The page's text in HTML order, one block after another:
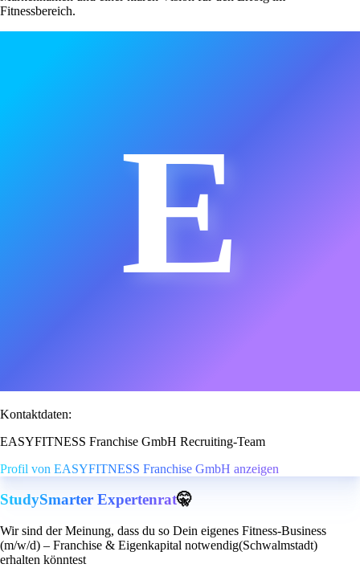
Fitnessbereich.
E
Kontaktdaten:
EASYFITNESS Franchise GmbH Recruiting-Team
Profil von EASYFITNESS Franchise GmbH anzeigen
StudySmarter Expertenrat🤫
Wir sind der Meinung, dass du so Dein eigenes Fitness-Business
(m/w/d) – Franchise & Eigenkapital notwendig(Schwalmstadt)
erhalten könntest